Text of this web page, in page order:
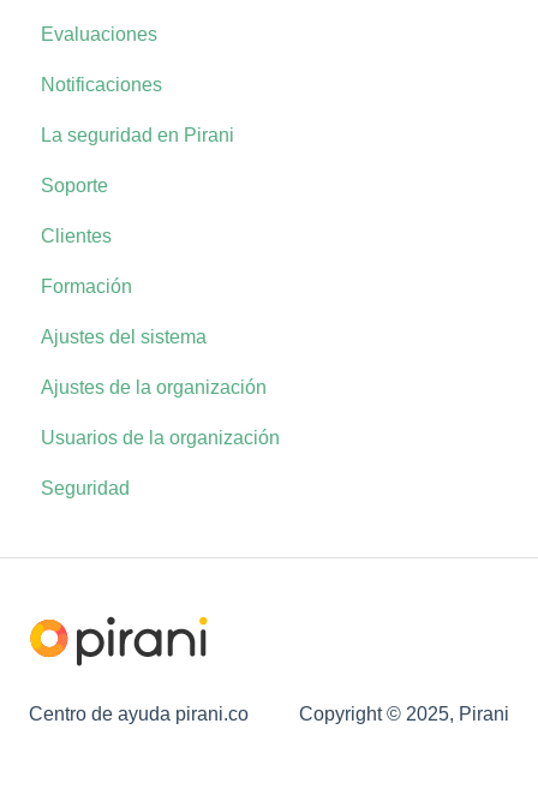
Evaluaciones
Notificaciones
La seguridad en Pirani
Soporte
Clientes
Formación
Ajustes del sistema
Ajustes de la organización
Usuarios de la organización
Seguridad
Centro de ayuda pirani.co Copyright © 2025, Pirani